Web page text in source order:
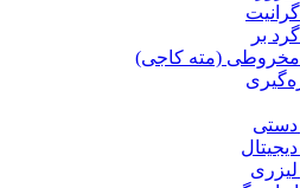
بر
مخروطی (مته کاجی)
دستی
لیزری